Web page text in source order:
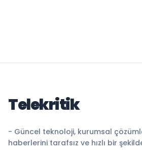
Telekritik
- Güncel teknoloji, kurumsal
haberlerini tarafsız ve hızlı bir